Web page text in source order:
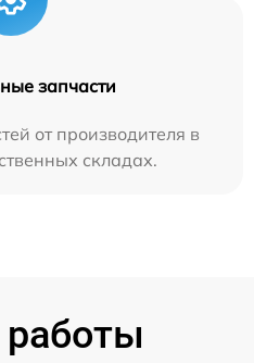
запчасти
от производителя в
складах.